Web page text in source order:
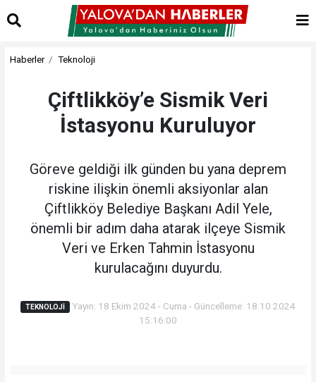
Haberler Teknoloji
Çiftlikköy’e Sismik Veri
İstasyonu Kuruluyor
Göreve geldiği ilk günden bu yana deprem
riskine ilişkin önemli aksiyonlar alan
Çiftlikköy Belediye Başkanı Adil Yele,
önemli bir adım daha atarak ilçeye Sismik
Veri ve Erken Tahmin İstasyonu
kurulacağını duyurdu.
TEKNOLOJI Yayın: 18 Ekim 2024 - Cuma - Güncelleme: 18.10.2024
15:16:00